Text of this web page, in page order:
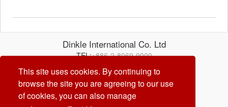
This site uses cookies. By continuing to
browse the site you are agreeing to our use
of cookies, you can also manage
Dinkle International Co. Ltd
TEL:+886-2-8069-9000
Correo electrónico: